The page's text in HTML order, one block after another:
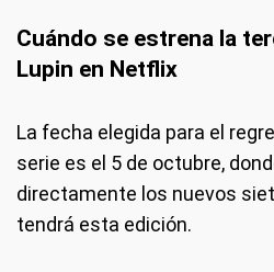
Cuándo se estrena la
Lupin en Netflix
La fecha elegida para el
serie es el 5 de octubre,
directamente los nuevos
tendrá esta edición.